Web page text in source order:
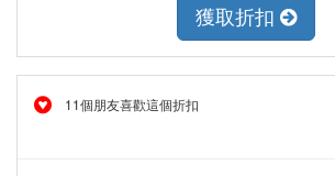
獲取折扣
11個朋友喜歡這個折扣